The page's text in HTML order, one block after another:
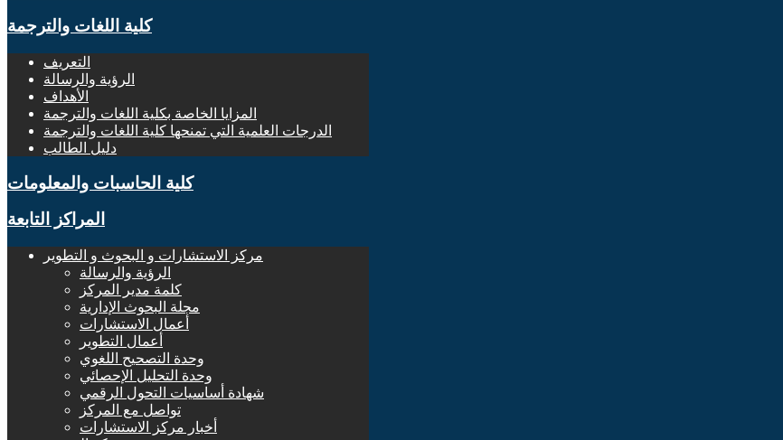
كلية اللغات والترجمة
التعريف
الرؤية والرسالة
الأهداف
المزايا الخاصة بكلية اللغات والترجمة
الدرجات العلمية التي تمنحها كلية اللغات والترجمة
دليل الطالب
كلية الحاسبات والمعلومات
المراكز التابعة
مركز الاستشارات و البحوث و التطوير
الرؤية والرسالة
كلمة مدير المركز
مجلة البحوث الإدارية
أعمال الاستشارات
أعمال التطوير
وحدة التصحيح اللغوي
وحدة التحليل الإحصائي
شهادة أساسيات التحول الرقمي
تواصل مع المركز
أخبار مركز الاستشارات